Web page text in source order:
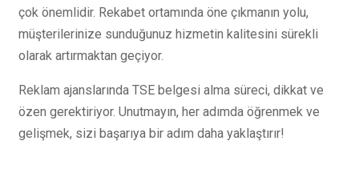
çok önemlidir. Rekabet ortamında öne çıkmanın yolu,
müşterilerinize sunduğunuz hizmetin kalitesini sürekli
olarak artırmaktan geçiyor.
Reklam ajanslarında TSE belgesi alma süreci, dikkat ve
özen gerektiriyor. Unutmayın, her adımda öğrenmek ve
gelişmek, sizi başarıya bir adım daha yaklaştırır!